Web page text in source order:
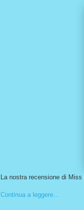
La nostra recensione di
Continua a leggere...